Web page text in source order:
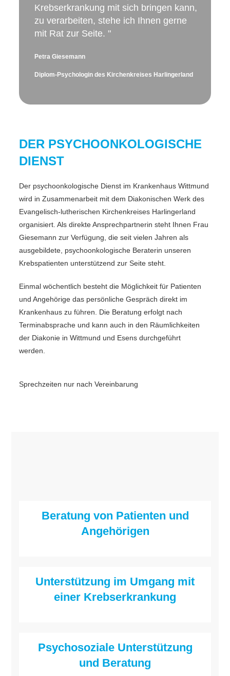
Krebserkrankung mit sich bringen kann,
zu verarbeiten, stehe ich Ihnen gerne
mit Rat zur Seite. "
Petra Giesemann
Diplom-Psychologin des Kirchenkreises Harlingerland
DER PSYCHOONKOLOGISCHE
DIENST
Der psychoonkologische Dienst im Krankenhaus Wittmund
wird in Zusammenarbeit mit dem Diakonischen Werk des
Evangelisch-lutherischen Kirchenkreises Harlingerland
organisiert. Als direkte Ansprechpartnerin steht Ihnen Frau
Giesemann zur Verfügung, die seit vielen Jahren als
ausgebildete, psychoonkologische Beraterin unseren
Krebspatienten unterstützend zur Seite steht.
Einmal wöchentlich besteht die Möglichkeit für Patienten
und Angehörige das persönliche Gespräch direkt im
Krankenhaus zu führen. Die Beratung erfolgt nach
Terminabsprache und kann auch in den Räumlichkeiten
der Diakonie in Wittmund und Esens durchgeführt
werden.
Sprechzeiten nur nach Vereinbarung
Beratung von Patienten und
Angehörigen
Unterstützung im Umgang mit
einer Krebserkrankung
Psychosoziale Unterstützung
und Beratung